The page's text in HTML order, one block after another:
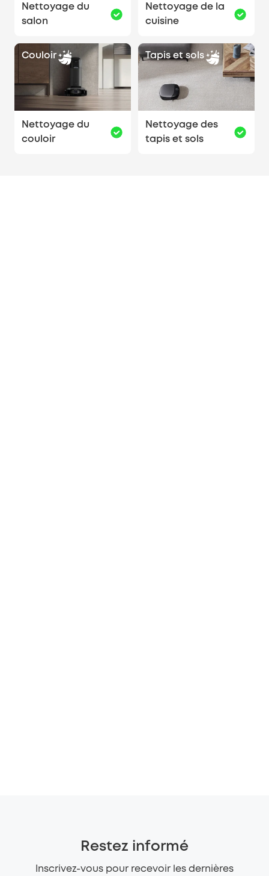
Nettoyage du
salon
Nettoyage de la
cuisine
Couloir
Nettoyage du
couloir
Tapis et sols
Nettoyage des
tapis et sols
Restez informé
Inscrivez-vous pour recevoir les dernières